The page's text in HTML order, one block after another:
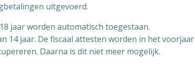
uitgevoerd.
jaar worden automatisch toegestaan.
jaar. De fiscaal attesten worden in het
Daarna is dit niet meer mogelijk.